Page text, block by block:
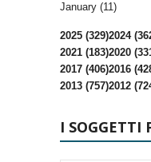
January (11)
2025 (329)2024
2021 (183)2020
2017 (406)2016
2013 (757)2012
I SOGGETTI